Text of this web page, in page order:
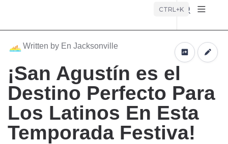
CTRL+K
Written by En Jacksonville
¡San Agustín es el
Destino Perfecto Para
Los Latinos En Esta
Temporada Festiva!